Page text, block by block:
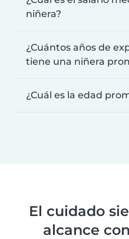
niñera?
¿Cuántos años de
tiene una niñera
¿Cuál es la edad
El cuidado
alcance